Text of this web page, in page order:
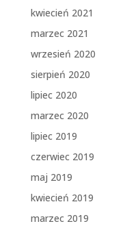
kwiecień 2021
marzec 2021
wrzesień 2020
sierpień 2020
lipiec 2020
marzec 2020
lipiec 2019
czerwiec 2019
maj 2019
kwiecień 2019
marzec 2019